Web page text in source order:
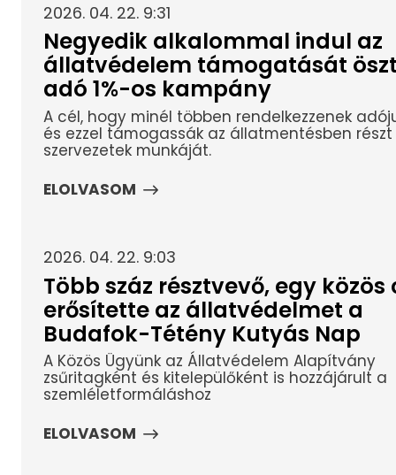
2026. 04. 22. 9:31
Negyedik alkalommal indul az
állatvédelem támogatását
adó 1%-os kampány
A cél, hogy minél többen rendelkezzenek
és ezzel támogassák az állatmentésben
szervezetek munkáját.
ELOLVASOM
2026. 04. 22. 9:03
Több száz résztvevő, egy közös
erősítette az állatvédelmet a
Budafok-Tétény Kutyás Nap
A Közös Ügyünk az Állatvédelem Alapítvány
zsűritagként és kitelepülőként is hozzájárult a
szemléletformáláshoz
ELOLVASOM